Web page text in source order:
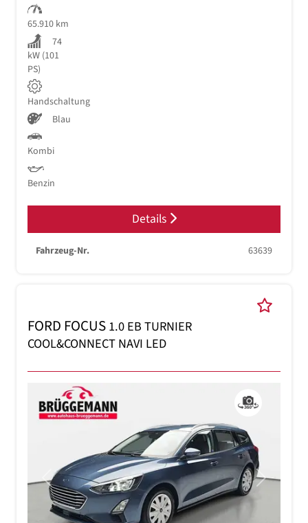
65.910 km
74
kW (101
PS)
Handschaltung
Blau
Kombi
Benzin
Details
Fahrzeug-Nr. 63639
FORD FOCUS1.0 EB TURNIER
COOL&CONNECT NAVI LED
Previous Next